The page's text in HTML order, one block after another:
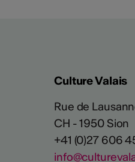
Culture Valais
Rue de
CH - 1950 Sion
+41 (0)27 606